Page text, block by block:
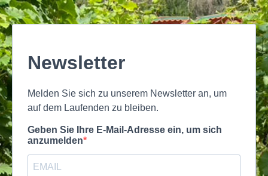
Newsletter
Melden Sie sich zu unserem Newsletter an, um
auf dem Laufenden zu bleiben.
Geben Sie Ihre E-Mail-Adresse ein, um sich
anzumelden